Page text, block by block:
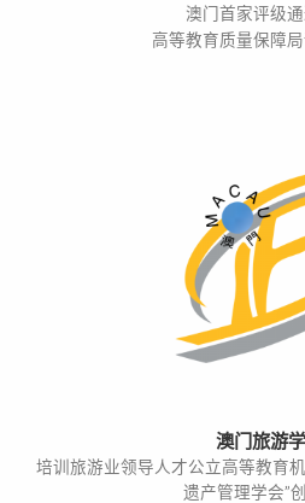
澳门首家评级
高等教育质量保障
澳门旅游
培训旅游业领导人才公立高等教育
遗产管理学会”